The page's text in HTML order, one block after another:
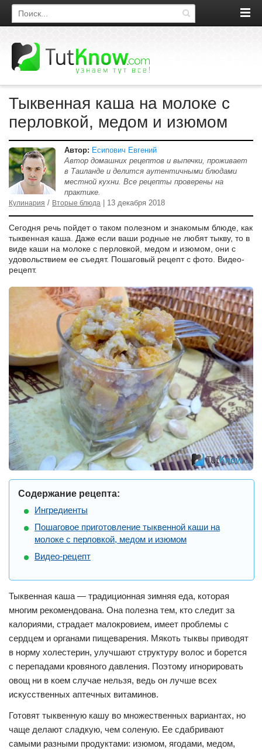
Поиск по сайту
Тыквенная каша на молоке с
перловкой, медом и изюмом
Автор: Есипович Евгений
Автор домашних рецептов и выпечки, проживает
в Таиланде и делится аутентичными блюдами
местной кухни. Все рецепты проверены на
практике.
Кулинария / Вторые блюда | 13 декабря 2018
Сегодня речь пойдет о таком полезном и знакомым блюде, как
тыквенная каша. Даже если ваши родные не любят тыкву, то в
виде каши на молоке с перловкой, медом и изюмом, они с
удовольствием ее съедят. Пошаговый рецепт с фото. Видео-
рецепт.
Содержание рецепта:
Ингредиенты
Пошаговое приготовление тыквенной каши на
молоке с перловкой, медом и изюмом
Видео-рецепт
Тыквенная каша — традиционная зимняя еда, которая
многим рекомендована. Она полезна тем, кто следит за
калориями, страдает малокровием, имеет проблемы с
сердцем и органами пищеварения. Мякоть тыквы приводят
в норму холестерин, улучшают структуру волос и борется
с перепадами кровяного давления. Поэтому игнорировать
овощ ни в коем случае нельзя, ведь он лучше всех
искусственных аптечных витаминов.
Готовят тыквенную кашу во множественных вариантах, но
чаще делают сладкую, чем соленую. Ее сдабривают
самыми разными продуктами: изюмом, ягодами, медом,